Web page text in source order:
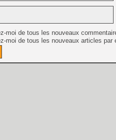
moi de tous les nouveaux
moi de tous les nouveaux articles par